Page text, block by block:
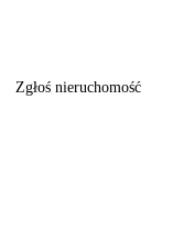
Zgłoś nieruchomość